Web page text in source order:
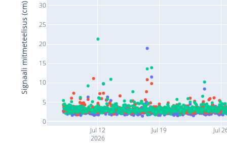
Jul 12
2026
Jul 19 Jul
0
5
10
15
20
25
30
Signaali mitmeteelisus (cm)